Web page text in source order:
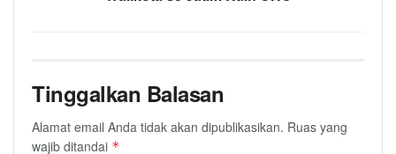
Tinggalkan Balasan
Alamat email Anda tidak akan dipublikasikan. Ruas yang
wajib ditandai *